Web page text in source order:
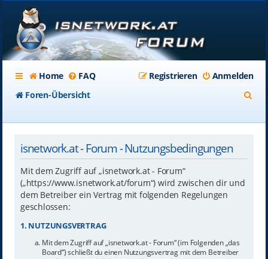
Home FAQ Anmelden
Registrieren
Foren-Übersicht
isnetwork.at - Forum - Nutzungsbedingungen
Mit dem Zugriff auf „isnetwork.at - Forum“
(„https://www.isnetwork.at/forum“) wird zwischen dir und
dem Betreiber ein Vertrag mit folgenden Regelungen
geschlossen:
1. NUTZUNGSVERTRAG
Mit dem Zugriff auf „isnetwork.at - Forum“ (im Folgenden „das
Board“) schließt du einen Nutzungsvertrag mit dem Betreiber